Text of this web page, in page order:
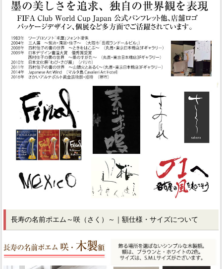
長寿の名前ポエム～咲（さく）～｜額仕様・サイズについて